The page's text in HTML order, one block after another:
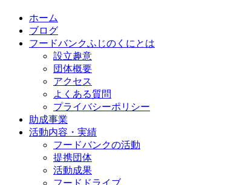
ホーム
ブログ
フードバンクふじのくにとは
設立趣意
団体概要
アクセス
よくある質問
プライバシーポリシー
助成事業
活動内容・実績
フードバンクの活動
提携団体
活動成果
フードドライブ